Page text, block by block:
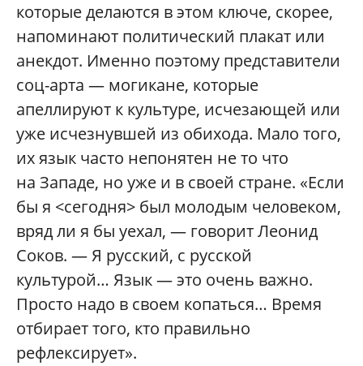
которые делаются в этом ключе, скорее,
напоминают политический плакат или
анекдот. Именно поэтому представители
соц-арта — могикане, которые
апеллируют к культуре, исчезающей или
уже исчезнувшей из обихода. Мало того,
их язык часто непонятен не то что
на Западе, но уже и в своей стране. «Если
бы я <сегодня> был молодым человеком,
вряд ли я бы уехал, — говорит Леонид
Соков. — Я русский, с русской
культурой… Язык — это очень важно.
Просто надо в своем копаться… Время
отбирает того, кто правильно
рефлексирует».